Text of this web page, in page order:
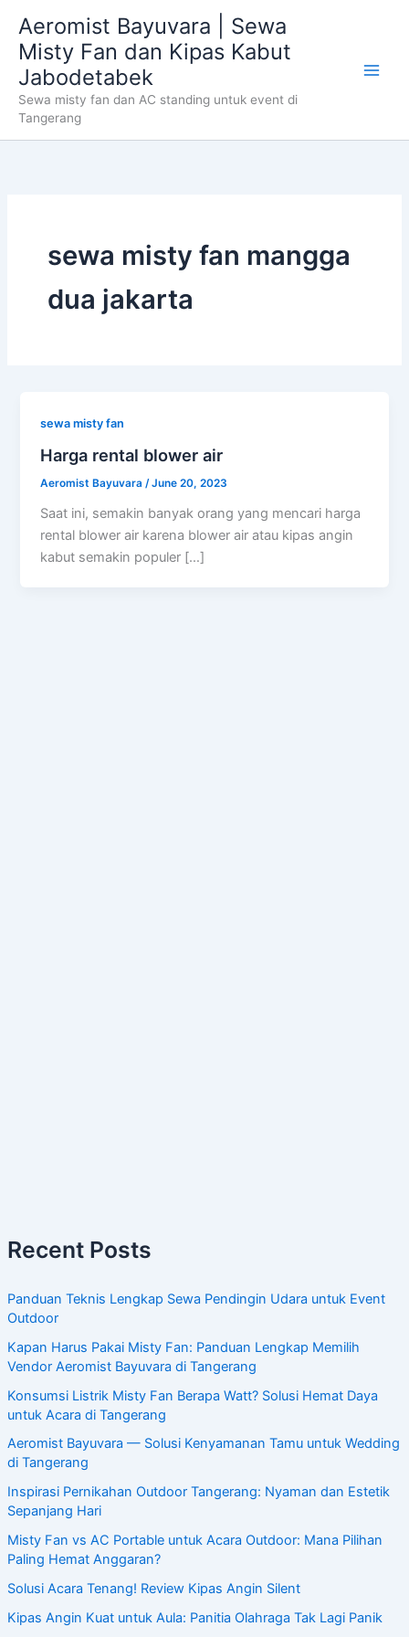
content
Aeromist Bayuvara | Sewa
Misty Fan dan Kipas Kabut
Jabodetabek
Sewa misty fan dan AC standing untuk event di
Tangerang
Recent Posts
Panduan Teknis Lengkap Sewa Pendingin Udara untuk Event
Outdoor
Kapan Harus Pakai Misty Fan: Panduan Lengkap Memilih
Vendor Aeromist Bayuvara di Tangerang
Konsumsi Listrik Misty Fan Berapa Watt? Solusi Hemat Daya
untuk Acara di Tangerang
Aeromist Bayuvara — Solusi Kenyamanan Tamu untuk Wedding
di Tangerang
Inspirasi Pernikahan Outdoor Tangerang: Nyaman dan Estetik
Sepanjang Hari
Misty Fan vs AC Portable untuk Acara Outdoor: Mana Pilihan
Paling Hemat Anggaran?
Solusi Acara Tenang! Review Kipas Angin Silent
Kipas Angin Kuat untuk Aula: Panitia Olahraga Tak Lagi Panik
sewa misty fan mangga
dua jakarta
sewa misty fan
Harga rental blower air
Aeromist Bayuvara /June 20, 2023
Saat ini, semakin banyak orang yang mencari harga
rental blower air karena blower air atau kipas angin
kabut semakin populer […]